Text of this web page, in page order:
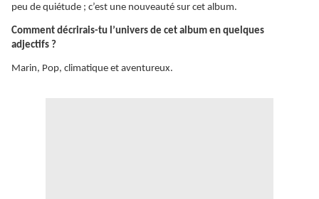
peu de quiétude ; c’est une nouveauté sur cet album.
Comment décrirais-tu l’univers de cet album en quelques
adjectifs ?
Marin, Pop, climatique et aventureux.